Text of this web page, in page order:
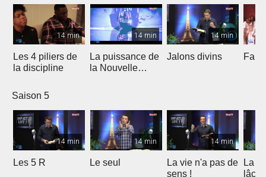
14 min
Les 4 piliers de
la discipline
14 min
La puissance de
la Nouvelle
14 min
Jalons divins
Saison 5
14 min
Les 5 R
14 min
Le seul
14 min
La vie n'a pas de
sens !
La